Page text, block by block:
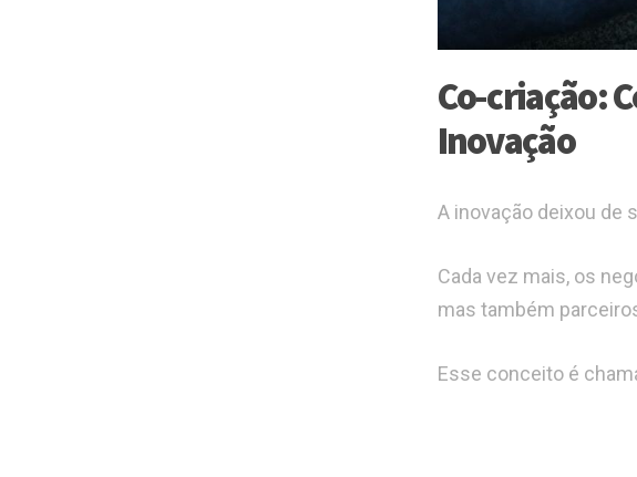
Co-criação:
Inovação
A inovação deixou de
Cada vez mais, os
mas também
Esse conceito é